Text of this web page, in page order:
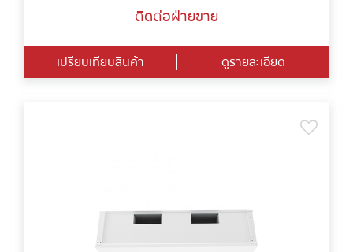
ติดต่อฝ่ายขาย
เปรียบเทียบสินค้า ดูรายละเอียด